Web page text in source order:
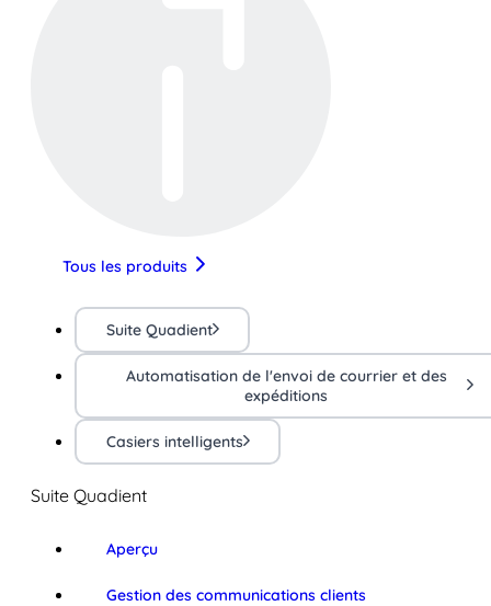
Tous les produits
Suite Quadient
Automatisation de l'envoi de courrier et des
expéditions
Casiers intelligents
Suite Quadient
Aperçu
Gestion des communications clients